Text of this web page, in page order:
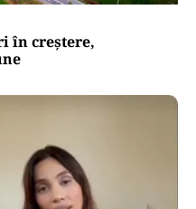
în creștere,